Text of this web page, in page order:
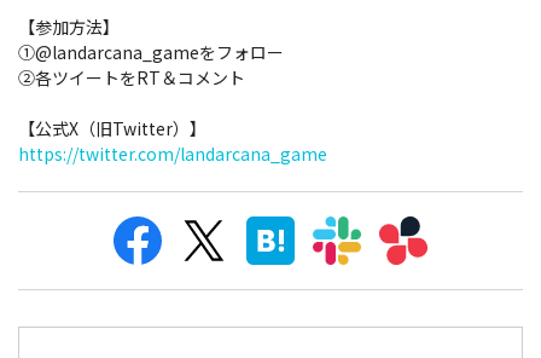
【参加方法】
①@landarcana_gameをフォロー
②各ツイートをRT＆コメント
【公式X（旧Twitter）】
https://twitter.com/landarcana_game